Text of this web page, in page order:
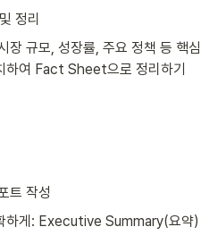
정리
장 규모, 성장률, 주요 정책 등 핵심
하여 Fact Sheet으로 정리하기
트 작성
하게: Executive Summary(요약)